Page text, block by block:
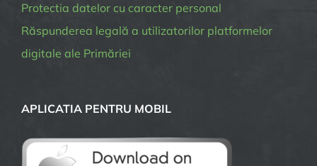
Protectia datelor cu caracter personal
Răspunderea legală a utilizatorilor platformelor
digitale ale Primăriei
APLICATIA PENTRU MOBIL